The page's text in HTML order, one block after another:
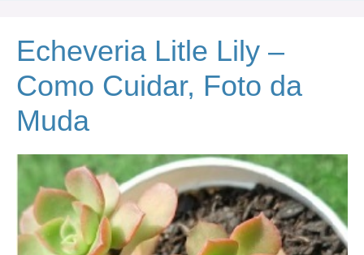
Echeveria Litle Lily –
Como Cuidar, Foto da
Muda